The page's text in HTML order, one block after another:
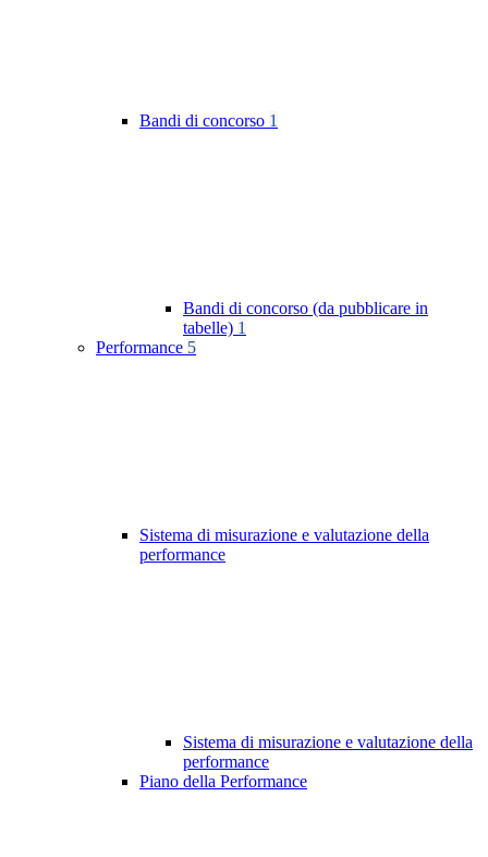
Bandi di concorso 1
Bandi di concorso (da pubblicare in
tabelle) 1
Performance 5
Sistema di misurazione e valutazione della
performance
Sistema di misurazione e valutazione della
performance
Piano della Performance